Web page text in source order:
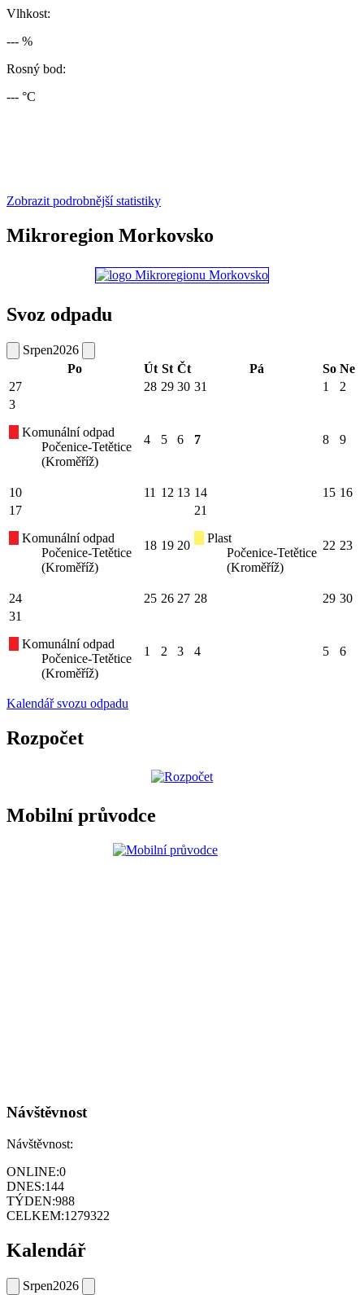
Vlhkost:
--- %
Rosný bod:
--- °C
Zobrazit podrobnější statistiky
Mikroregion Morkovsko
Svoz odpadu
Srpen2026
Po
Út St Čt Pá So Ne
27
28 29 30 31 1
2
3
Komunální odpad
Počenice-Tetětice
(Kroměříž)
4 5 6 7 8 9
10 11 12 13 14 15 16
17
Komunální odpad
Počenice-Tetětice
(Kroměříž)
18 19 20
21
Plast
Počenice-Tetětice
(Kroměříž)
22 23
24 25 26 27 28 29 30
31
Komunální odpad
Počenice-Tetětice
(Kroměříž)
1 2 3 4 5 6
Kalendář svozu odpadu
Rozpočet
Mobilní průvodce
Návštěvnost
Návštěvnost:
ONLINE:0
DNES:144
TÝDEN:988
CELKEM:1279322
Kalendář
Srpen2026